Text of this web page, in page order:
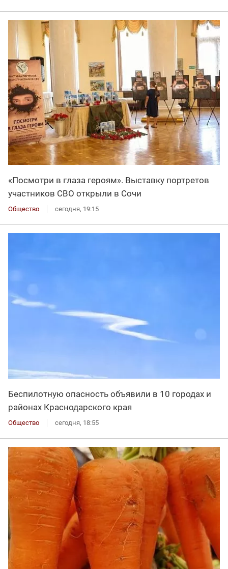
«Посмотри в глаза героям». Выставку портретов
участников СВО открыли в Сочи
Общество сегодня, 19:15
Беспилотную опасность объявили в 10 городах и
районах Краснодарского края
Общество сегодня, 18:55